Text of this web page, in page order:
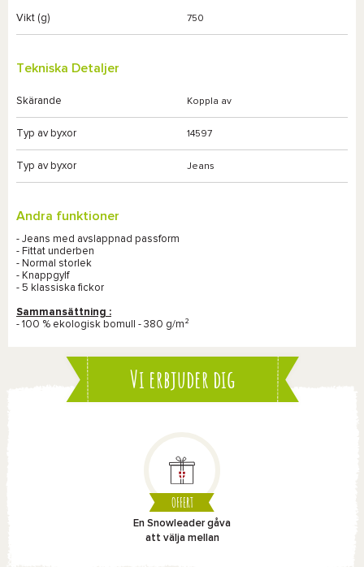
Vikt (g) 750
Tekniska Detaljer
Skärande Koppla av
Typ av byxor 14597
Typ av byxor Jeans
Andra funktioner
- Jeans med avslappnad passform
- Fittat underben
- Normal storlek
- Knappgylf
- 5 klassiska fickor
Sammansättning :
- 100 % ekologisk bomull - 380 g/m²
Vi erbjuder dig
OFFERT
En Snowleader gåva
att välja mellan